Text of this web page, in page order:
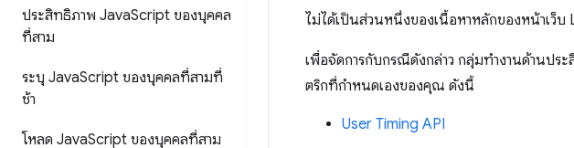
ประสิทธิภาพ JavaScript ของบุคคล
ที่สาม
ระบุ JavaScript ของบุคคลที่สามที่
ช้า
โหลด JavaScript ของบุคคลที่สาม
ไม่ได้เป็นส่วนหนึ่งของเนื้อหาหลักของหน้าเว็บ
เพื่อจัดการกับกรณีดังกล่าว กลุ่มทํางานด้านปร
ตริกที่กําหนดเองของคุณ ดังนี้
User Timing API